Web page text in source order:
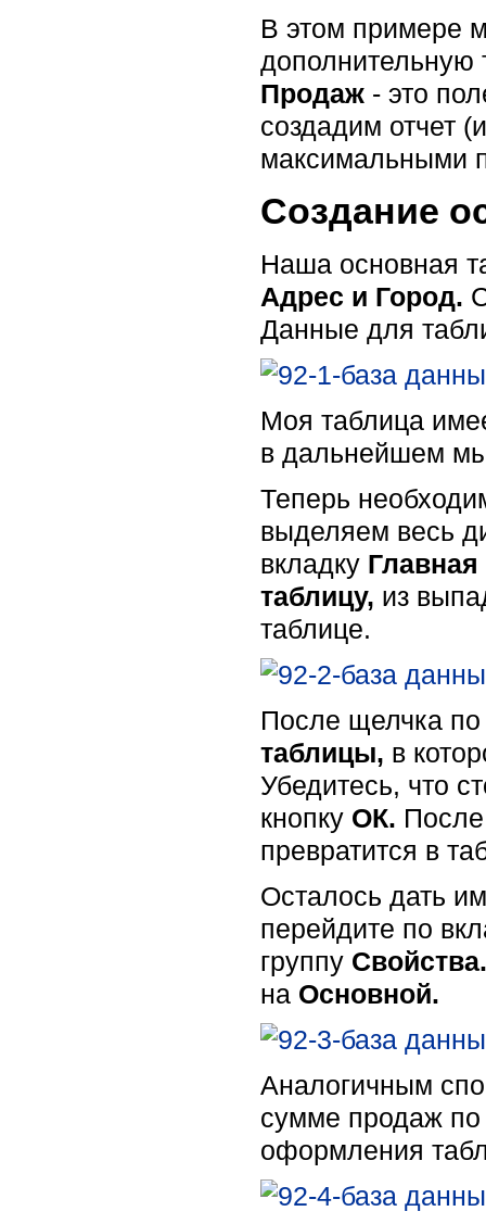
В этом примере
дополнительную
Продаж - это
создадим отчет
максимальными
Создание
Наша основная
Адрес и Город.
Данные для
Моя таблица
в дальнейшем мы
Теперь
выделяем весь
вкладку Главная
таблицу, из
таблице.
После щелчка по
таблицы, в
Убедитесь, что
кнопку ОК.
превратится в
Осталось дать
перейдите по
группу
на Основной.
Аналогичным
сумме продаж по
оформления